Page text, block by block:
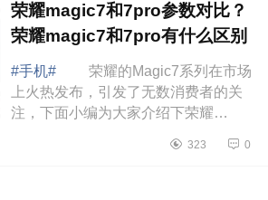
荣耀magic7和7pro参数对比？
荣耀magic7和7pro有什么区别
#手机#
荣耀的Magic7系列在市场
上火热发布，引发了无数消费者的关
注，下面小编为大家介绍下荣耀
和7pro有什么区别 荣耀magic7和
323 0